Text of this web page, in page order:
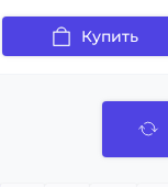
Купить